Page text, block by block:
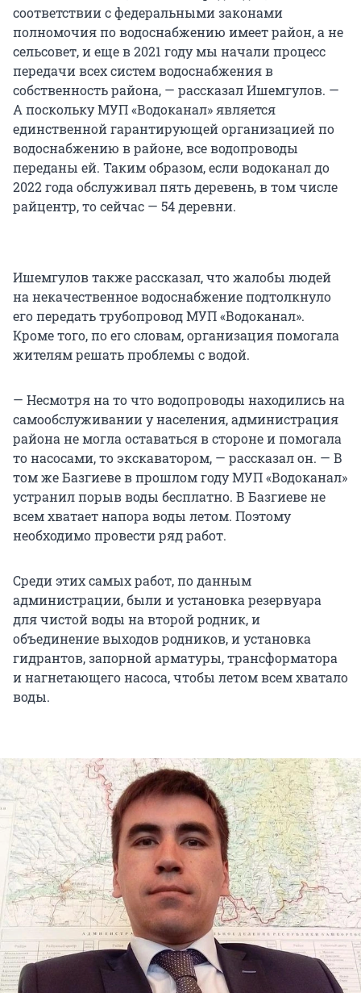
соответствии с федеральными законами
полномочия по водоснабжению имеет район, а не
сельсовет, и еще в 2021 году мы начали процесс
передачи всех систем водоснабжения в
собственность района, — рассказал Ишемгулов. —
А поскольку МУП «Водоканал» является
единственной гарантирующей организацией по
водоснабжению в районе, все водопроводы
переданы ей. Таким образом, если водоканал до
2022 года обслуживал пять деревень, в том числе
райцентр, то сейчас — 54 деревни.
Ишемгулов также рассказал, что жалобы людей
на некачественное водоснабжение подтолкнуло
его передать трубопровод МУП «Водоканал».
Кроме того, по его словам, организация помогала
жителям решать проблемы с водой.
— Несмотря на то что водопроводы находились на
самообслуживании у населения, администрация
района не могла оставаться в стороне и помогала
то насосами, то экскаватором, — рассказал он. — В
том же Базгиеве в прошлом году МУП «Водоканал»
устранил порыв воды бесплатно. В Базгиеве не
всем хватает напора воды летом. Поэтому
необходимо провести ряд работ.
Среди этих самых работ, по данным
администрации, были и установка резервуара
для чистой воды на второй родник, и
объединение выходов родников, и установка
гидрантов, запорной арматуры, трансформатора
и нагнетающего насоса, чтобы летом всем хватало
воды.